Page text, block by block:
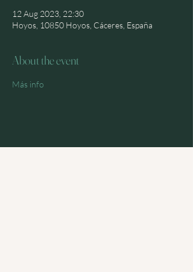
12 Aug 2023, 22:30
Hoyos, 10850 Hoyos, Cáceres, España
About the event
Más info